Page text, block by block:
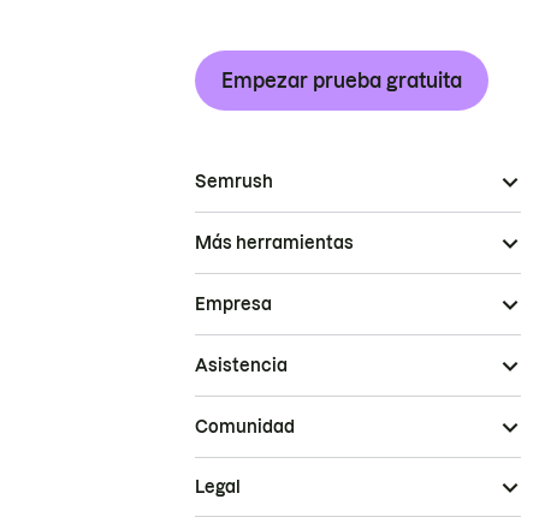
Empezar prueba gratuita
Semrush
Más herramientas
Empresa
Asistencia
Comunidad
Legal